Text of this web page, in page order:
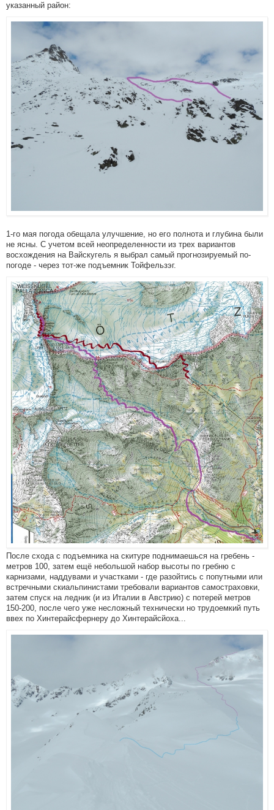
указанный район:
1-го мая погода обещала улучшение, но его полнота и глубина были
не ясны. С учетом всей неопределенности из трех вариантов
восхождения на Вайскугель я выбрал самый прогнозируемый по-
погоде - через тот-же подъемник Тойфельзэг.
После схода с подъемника на скитуре поднимаешься на гребень -
метров 100, затем ещё небольшой набор высоты по гребню с
карнизами, наддувами и участками - где разойтись с попутными или
встречными скиальпинистами требовали вариантов самостраховки,
затем спуск на ледник (и из Италии в Австрию) с потерей метров
150-200, после чего уже несложный технически но трудоемкий путь
ввех по Хинтерайсфернеру до Хинтерайсйоха...